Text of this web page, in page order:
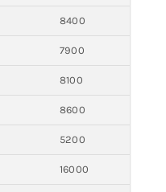
8400
7900
8100
8600
5200
16000